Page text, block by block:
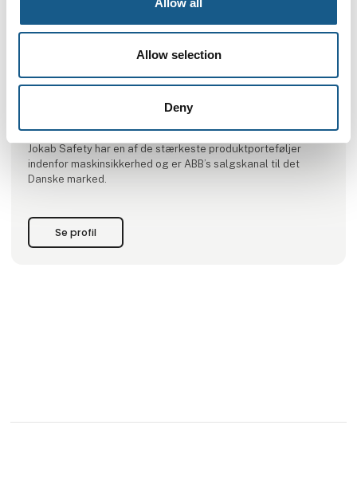
Allow selection
Deny
Produktet er tilføjet af:
Jokab Safety DK A/S leverer sikkerhedskomponenter samt
anvendelse af sikkerhedsmæssige krav i produktionen.
Jokab Safety har en af de stærkeste produktporteføljer
indenfor maskinsikkerhed og er ABB’s salgskanal til det
Danske marked.
Se profil